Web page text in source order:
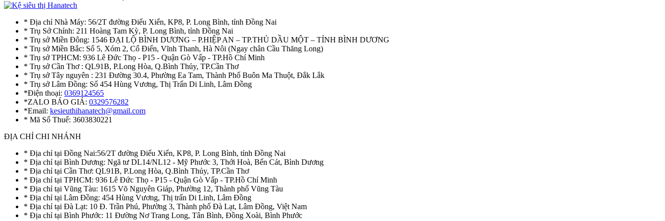
* Địa chỉ Nhà Máy: 56/2T đường Điểu Xiển, KP8, P. Long Bình, tỉnh Đồng Nai
* Trụ Sở Chính: 211 Hoàng Tam Kỳ, P. Long Bình, tỉnh Đồng Nai
* Trụ sở Miền Đông: 1546 ĐẠI LỘ BÌNH DƯƠNG – P.HIỆP AN – TP.THỦ DẦU MỘT – TỈNH BÌNH DƯƠNG
* Trụ sở Miền Bắc: Số 5, Xóm 2, Cổ Điển, Vĩnh Thanh, Hà Nôi (Ngay chân Cầu Thăng Long)
* Trụ sở TPHCM: 936 Lê Đức Thọ - P15 - Quận Gò Vấp - TP.Hồ Chí Minh
* Trụ sở Cần Thơ : QL91B, P.Long Hòa, Q.Bình Thủy, TP.Cần Thơ
* Trụ sở Tây nguyên : 231 Đường 30.4, Phường Ea Tam, Thành Phố Buôn Ma Thuột, Đắk Lắk
* Trụ sở Lâm Đồng: Số 454 Hùng Vương, Thị Trấn Di Linh, Lâm Đồng
*Điện thoại: 0369124565
*ZALO BÁO GIÁ: 0329576282
*Email: kesieuthihanatech@gmail.com
* Mã Số Thuế: 3603830221
ĐỊA CHỈ CHI NHÁNH
* Địa chỉ tại Đồng Nai:56/2T đường Điểu Xiển, KP8, P. Long Bình, tỉnh Đồng Nai
* Địa chỉ tại Bình Dương: Ngã tư DL14/NL12 - Mỹ Phước 3, Thới Hoà, Bến Cát, Bình Dương
* Địa chỉ tại Cần Thơ: QL91B, P.Long Hòa, Q.Bình Thủy, TP.Cần Thơ
* Địa chỉ tại TPHCM: 936 Lê Đức Thọ - P15 - Quận Gò Vấp - TP.Hồ Chí Minh
* Địa chỉ tại Vũng Tàu: 1615 Võ Nguyên Giáp, Phường 12, Thành phố Vũng Tàu
* Địa chỉ tại Lâm Đồng: 454 Hùng Vương, Thị trấn Di Linh, Lâm Đồng
* Địa chỉ tại Đà Lạt: 10 Đ. Trần Phú, Phường 3, Thành phố Đà Lạt, Lâm Đồng, Việt Nam
* Địa chỉ tại Bình Phước: 11 Đường Nơ Trang Long, Tân Bình, Đồng Xoài, Bình Phước